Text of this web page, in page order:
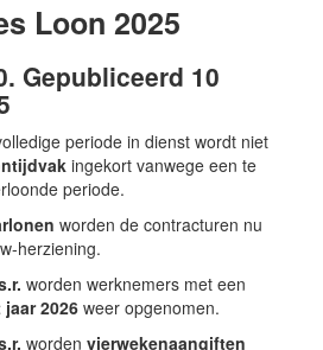
Loon 2025
Gepubliceerd 10
periode in dienst wordt niet
ingekort vanwege een te
periode.
worden de contracturen nu
herziening.
worden werknemers met een
2026 weer opgenomen.
worden vierwekenaangiften